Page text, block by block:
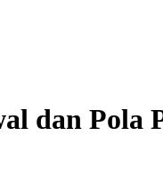
dan Pola